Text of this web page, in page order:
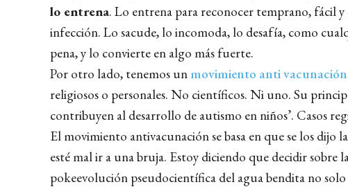
lo entrena. Lo entrena para reconocer temprano, fácil
infección. Lo sacude, lo incomoda, lo desafía, como
pena, y lo convierte en algo más fuerte.
Por otro lado, tenemos un movimiento anti vacunación
religiosos o personales. No científicos. Ni uno. Su
contribuyen al desarrollo de autismo en niños’. Casos
El movimiento antivacunación se basa en que se los dijo
esté mal ir a una bruja. Estoy diciendo que decidir sobre
pokeevolución pseudocientífica del agua bendita no